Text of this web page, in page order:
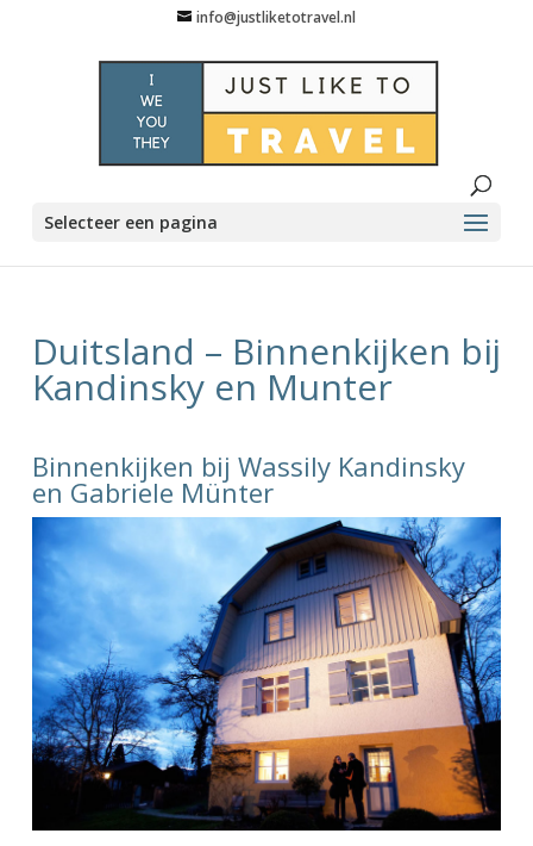
info@justliketotravel.nl
Selecteer een pagina
Duitsland – Binnenkijken bij
Kandinsky en Munter
Binnenkijken bij Wassily Kandinsky
en Gabriele Münter